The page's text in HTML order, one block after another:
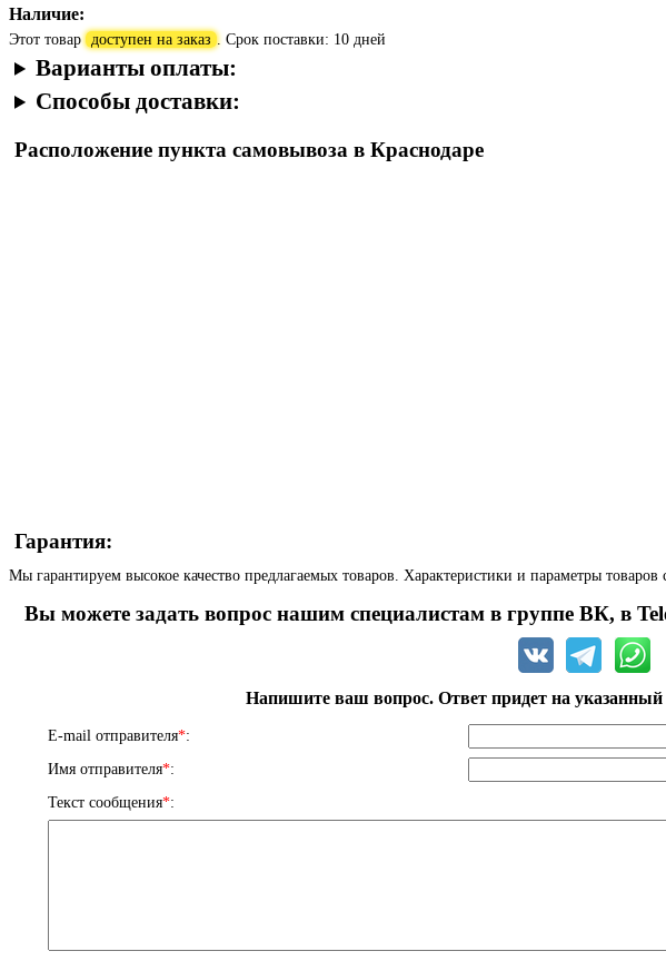
Наличие:
Этот товар доступен на заказ . Срок поставки: 10 дней
Варианты оплаты:
Способы доставки:
Расположение пункта самовывоза в Краснодаре
Гарантия:
Мы гарантируем высокое качество предлагаемых товаров. Характеристики и параметры
Вы можете задать вопрос нашим специалистам в группе ВК, в
Напишите ваш вопрос. Ответ придет на
E-mail отправителя*:
Имя отправителя*:
Текст сообщения*: